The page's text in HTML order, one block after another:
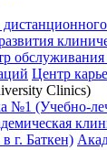
Центр
Clinics)
№1 (Учебно-
г. Баткен)